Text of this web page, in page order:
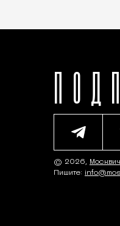
© 2026,
Пишите: